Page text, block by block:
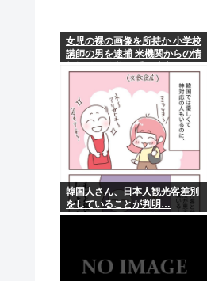
【悲報】名探偵プリキュ
【悲報】30代の男、ほぼ
アルコール依存症の夫が
れいわ新選組が「いのち
周囲の人「おい見ろよ…
女児の裸の画像を所持か 小学校
講師の男を逮捕 米機関からの情
韓国人さん、日本人観光客差別
をしていることが判明…